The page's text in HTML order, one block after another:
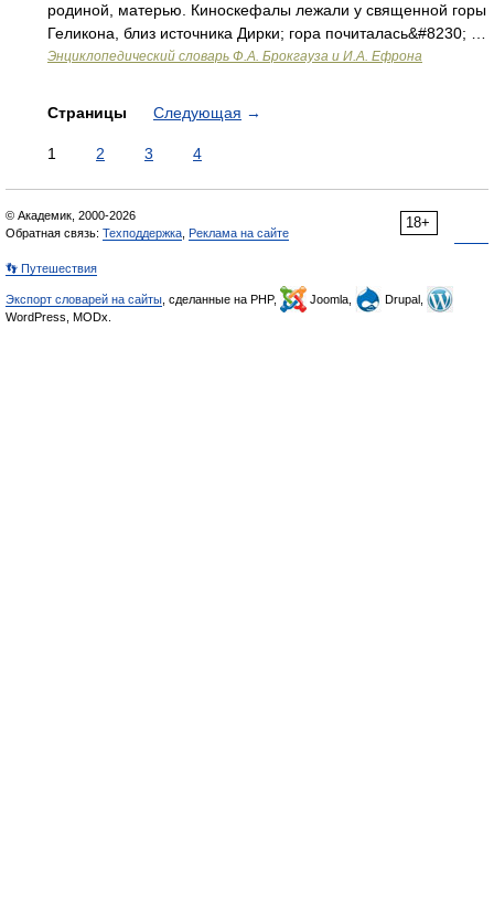
родиной, матерью. Киноскефалы лежали у священной горы
Геликона, близ источника Дирки; гора почиталась&#8230; …
Энциклопедический словарь Ф.А. Брокгауза и И.А. Ефрона
Страницы Следующая →
1 2 3 4
18+
© Академик, 2000-2026
Обратная связь: Техподдержка Реклама на сайте
👣 Путешествия
Экспорт словарей на сайты , сделанные на PHP, Joomla,
Drupal,
WordPress, MODx.